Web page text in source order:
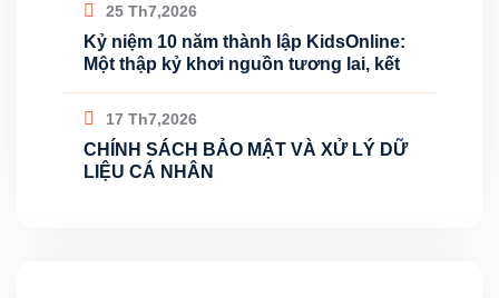
25 Th7,2026
Kỷ niệm 10 năm thành lập KidsOnline:
Một thập kỷ khơi nguồn tương lai, kết
17 Th7,2026
CHÍNH SÁCH BẢO MẬT VÀ XỬ LÝ DỮ
LIỆU CÁ NHÂN